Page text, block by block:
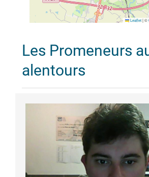
Leaflet |©
Les Promeneurs
alentours